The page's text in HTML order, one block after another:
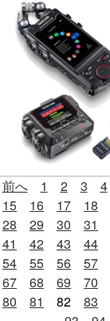
前へ 1 2 3 4
15
16 17 18
28
29 30 31
41
42 43 44
54
55 56 57
67
68 69 70
80
81 82 83